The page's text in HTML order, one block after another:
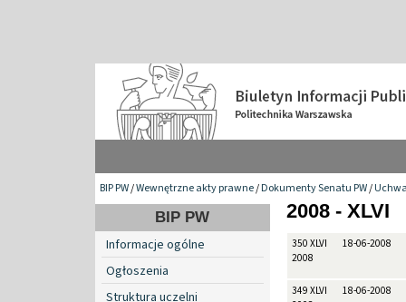
BIP PW/Wewnętrzne akty prawne/Dokumenty Senatu PW/
BIP PW
Informacje ogólne
Ogłoszenia
Struktura uczelni
2008 - XLVI
350 XLVI
2008
18-06-2008
349 XLVI
18-06-2008